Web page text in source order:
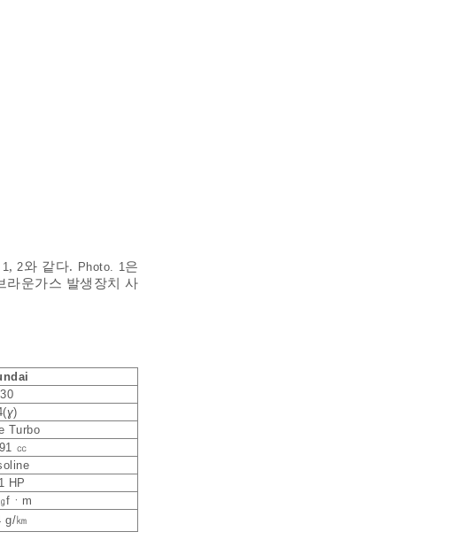
1,2와 같다. Photo. 1은
라운가스 발생장치 사
I30
ɣ)
Turbo
㏄
HP
fㆍm
g/㎞